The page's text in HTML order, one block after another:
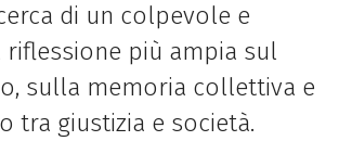
di un colpevole e
riflessione più ampia sul
sulla memoria collettiva e
tra giustizia e società.